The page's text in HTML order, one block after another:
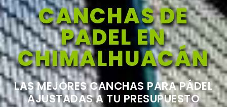
CANCHAS DE
PADEL EN
CHIMALHUACÁN
LAS MEJORES CANCHAS PARA PÁDEL
AJUSTADAS A TU PRESUPUESTO